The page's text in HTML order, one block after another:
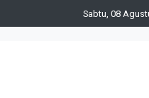
Sabtu, 08